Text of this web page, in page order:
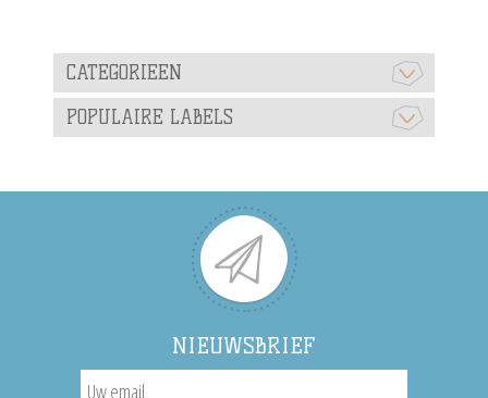
CATEGORIEEN
POPULAIRE LABELS
NIEUWSBRIEF